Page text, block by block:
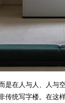
是在人与人、人与
传统写字楼。在